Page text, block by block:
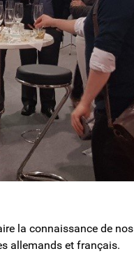
la connaissance de
allemands et français.